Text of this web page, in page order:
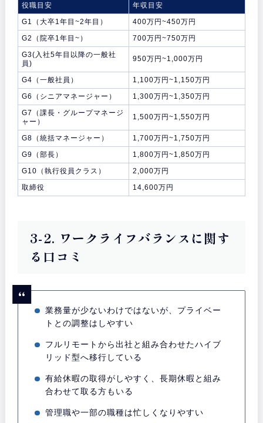
役職目安
年収目安
G1（大卒1年目~2年目）
400万円~450万円
G2（院卒1年目~）
700万円~750万円
G3(入社5年目以降の一般社
員)
950万円~1,000万円
G4（一般社員）
1,100万円~1,150万円
G6（シニアマネージャー）
1,300万円~1,350万円
G7（課長・グループマネージ
ャー）
1,500万円~1,550万円
G8（統括マネージャー）
1,700万円~1,750万円
G9（部長）
1,800万円~1,850万円
G10（執行役員クラス）
2,000万円
取締役
14,600万円
3-2. ワークライフバランスに関す
る口コミ
業務量が少ないわけではないが、プライベー
トとの調整はしやすい
フルリモートから出社と組み合わせたハイブ
リッド型へ移行している
有給休暇の取得がしやすく、長期休暇と組み
合わせて取る方もいる
管理職や一部の職種は忙しくなりやすい